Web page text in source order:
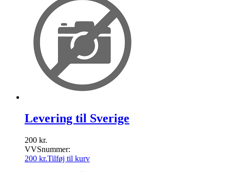
Levering til Sverige
200 kr.
VVSnummer:
200 kr.Tilføj til kurv